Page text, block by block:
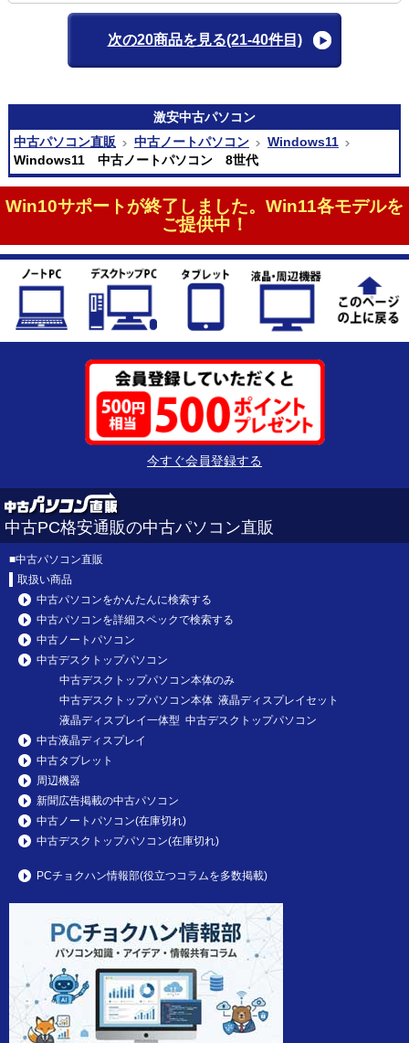
次の20商品を見る(21-40件目)
激安中古パソコン
中古パソコン直販
中古ノートパソコン
Windows11
Windows11 中古ノートパソコン 8世代
Win10サポートが終了しました。Win11各モデルを
ご提供中！
今すぐ会員登録する
中古PC格安通販の中古パソコン直販
■中古パソコン直販
取扱い商品
中古パソコンをかんたんに検索する
中古パソコンを詳細スペックで検索する
中古ノートパソコン
中古デスクトップパソコン
中古デスクトップパソコン本体のみ
中古デスクトップパソコン本体 液晶ディスプレイセット
液晶ディスプレイ一体型 中古デスクトップパソコン
中古液晶ディスプレイ
中古タブレット
周辺機器
新聞広告掲載の中古パソコン
中古ノートパソコン(在庫切れ)
中古デスクトップパソコン(在庫切れ)
PCチョクハン情報部(役立つコラムを多数掲載)